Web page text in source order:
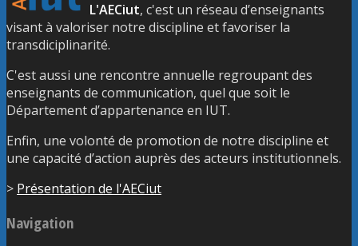
L'AECiut, c'est un réseau d’enseignants
visant à valoriser notre discipline et favoriser la
transdiciplinarité.
C'est aussi une rencontre annuelle regroupant des
enseignants de communication, quel que soit le
Département d’appartenance en IUT.
Enfin, une volonté de promotion de notre discipline et
une capacité d’action auprès des acteurs institutionnels.
> Présentation de l'AECiut
Navigation